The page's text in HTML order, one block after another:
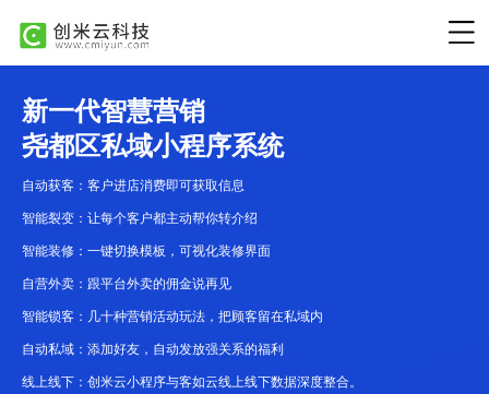
新一代智慧营销
尧都区私域小程序系统
自动获客：客户进店消费即可获取信息
智能裂变：让每个客户都主动帮你转介绍
智能装修：一键切换模板，可视化装修界面
自营外卖：跟平台外卖的佣金说再见
智能锁客：几十种营销活动玩法，把顾客留在私域内
自动私域：添加好友，自动发放强关系的福利
线上线下：创米云小程序与客如云线上线下数据深度整合。